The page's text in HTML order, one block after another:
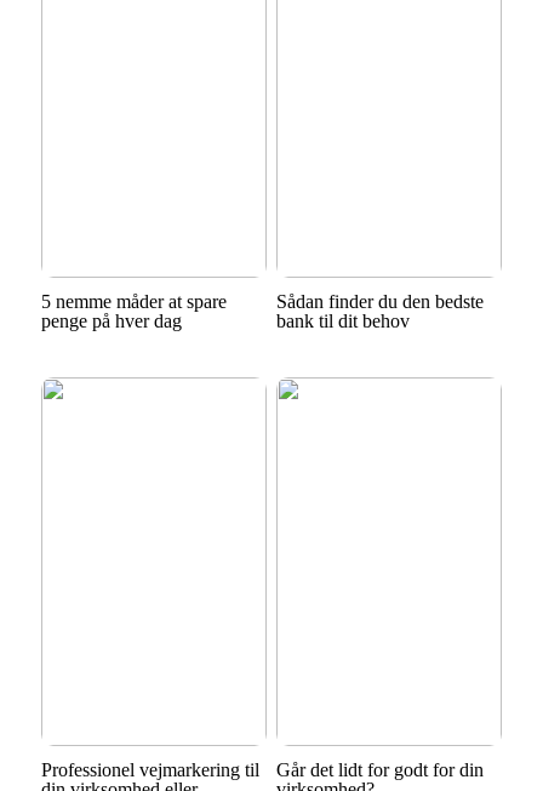
5 nemme måder at spare
penge på hver dag
Sådan finder du den bedste
bank til dit behov
Professionel vejmarkering til
Går det lidt for godt for din